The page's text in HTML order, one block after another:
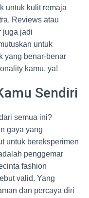
untuk kulit remaja
Reviews atau
juga jadi
untuk
yang benar-benar
kamu, ya!
Sendiri
semua ini?
gaya yang
untuk bereksperimen
penggemar
fashion
valid. Yang
dan percaya diri